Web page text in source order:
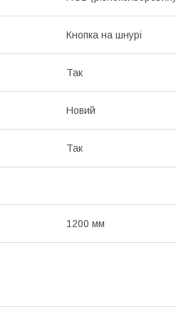
Кнопка на шнурі
Так
Новий
Так
1200 мм